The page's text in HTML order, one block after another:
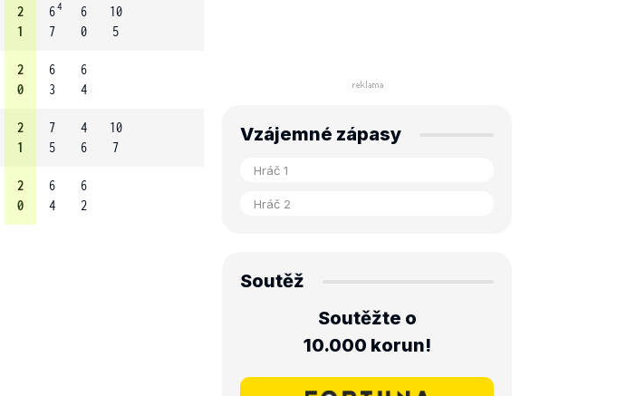
2
1
64
7
6
0
10
5
2
0
6
3
6
4
2
1
7
5
4
6
10
7
2
0
6
4
6
2
Vzájemné zápasy
Soutěž
Soutěžte o
10.000 korun!